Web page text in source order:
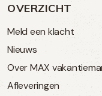
OVERZICHT
Meld een klacht
Nieuws
Over MAX
Afleveringen